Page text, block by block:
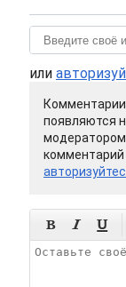
или
появляются
комментарий
  